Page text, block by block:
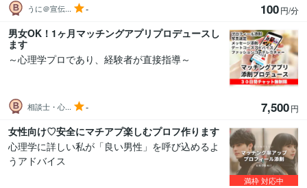
うに＠宣伝... - 100円/分
男女OK！1ヶ月マッチングアプリプロデュースし
ます
～心理学プロであり、経験者が直接指導～
相談士・心... - 7,500円
女性向け♡安全にマチアプ楽しむプロフ作ります
心理学に詳しい私が「良い男性」を呼び込めるよ
うアドバイス
満枠対応中